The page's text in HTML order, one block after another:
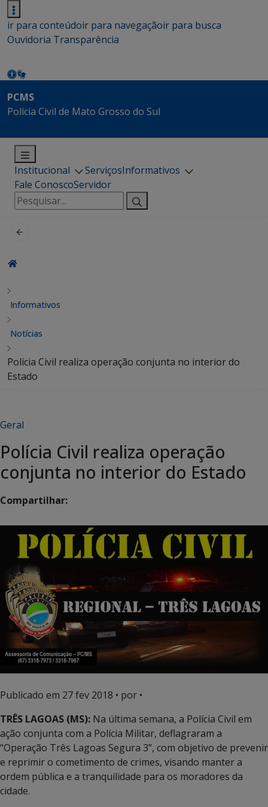
ir para conteúdoir para navegaçãoir para busca
Ouvidoria Transparência
PCMS
Polícia Civil de Mato Grosso do Sul
Institucional ServiçosInformativos
Fale ConoscoServidor
Pesquisar
por:
Informativos
Notícias
Polícia Civil realiza operação conjunta no interior do
Estado
Geral
Polícia Civil realiza operação
conjunta no interior do Estado
Compartilhar:
Publicado em 27 fev 2018 • por •
TRÊS LAGOAS (MS): Na última semana, a Polícia Civil em
ação conjunta com a Polícia Militar, deflagraram a
“Operação Três Lagoas Segura 3”, com objetivo de prevenir
e reprimir o cometimento de crimes, visando manter a
ordem pública e a tranquilidade para os moradores da
cidade.